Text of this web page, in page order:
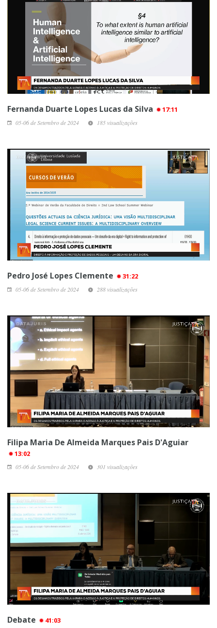
Fernanda Duarte Lopes Lucas da Silva 17:11
05-06 de Setembro de 2024 185 visualizações
Pedro José Lopes Clemente 31:22
05-06 de Setembro de 2024 288 visualizações
Filipa Maria De Almeida Marques Pais D'Aguiar
13:02
05-06 de Setembro de 2024 301 visualizações
Debate 41:03